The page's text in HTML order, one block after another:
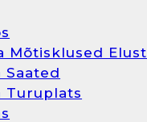
Mõtisklused Elust
Saated
Turuplats